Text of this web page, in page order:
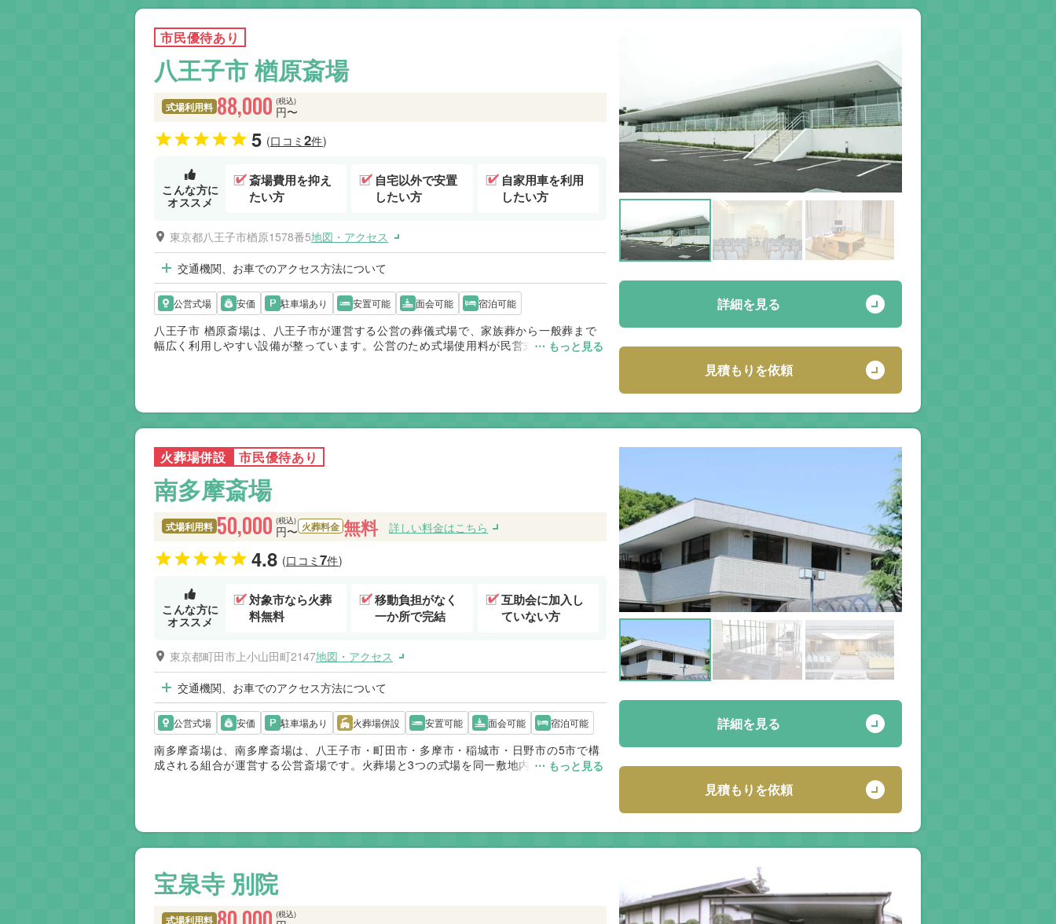
市民優待あり
八王子市 楢原斎場
式場利用料 (税込)
88,000 円〜
5 (口コミ2件)
こんな方に
オススメ
斎場費用を抑え
たい方
自宅以外で安置
したい方
自家用車を利用
したい方
東京都八王子市楢原1578番5地図・アクセス
交通機関、お車でのアクセス方法について
公営式場 安価 駐車場あり 安置可能 面会可能 宿泊可能
八王子市 楢原斎場は、八王子市が運営する公営の葬儀式場で、家族葬から一般葬まで
幅広く利用しやすい設備が整っています。公営のため式場使用料が民営式場より抑えら
⋯ もっと見る
詳細を見る
見積もりを依頼
火葬場併設 市民優待あり
南多摩斎場
式場利用料 (税込)
50,000 円〜 火葬料金 無料 詳しい料金はこちら
4.8 (口コミ7件)
こんな方に
オススメ
対象市なら火葬
料無料
移動負担がなく
一か所で完結
互助会に加入し
ていない方
東京都町田市上小山田町2147地図・アクセス
交通機関、お車でのアクセス方法について
公営式場 安価 駐車場あり 火葬場併設 安置可能 面会可能 宿泊可能
南多摩斎場は、南多摩斎場は、八王子市・町田市・多摩市・稲城市・日野市の5市で構
成される組合が運営する公営斎場です。火葬場と3つの式場を同一敷地内に備えている
⋯ もっと見る
詳細を見る
見積もりを依頼
宝泉寺 別院
式場利用料 (税込)